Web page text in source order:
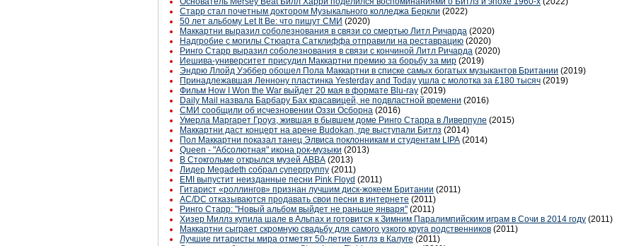
Старр стал почетным доктором Музыкального колледжа Беркли (2022)
50 лет альбому Let It Be: что пишут СМИ (2020)
Маккартни выразил соболезнования в связи со смертью Литл Ричарда (2020)
Надгробие с могилы Стюарта Сатклиффа отправили на реставрацию (2020)
Ринго Старр выразил соболезнования в связи с кончиной Литл Ричарда (2020)
Иешива-университет присудил Маккартни премию за борьбу за мир (2019)
Эндрю Ллойд Уэббер обошел Пола Маккартни в списке самых богатых музыкантов Британии (2019)
Принадлежавшая Леннону пластинка Yesterday and Today ушла с молотка за £180 тысяч (2019)
Фильм How I Won the War выйдет 20 мая в формате Blu-ray (2019)
Daily Mail назвала Барбару Бах красавицей, не подвластной времени (2016)
СМИ сообщили об исчезновении Оззи Осборна (2016)
Умерла Маргарет Гроуз, жившая в бывшем доме Ринго Старра в Ливерпуле (2015)
Маккартни даст концерт на арене Budokan, где выступали Битлз (2014)
Пол Маккартни показал танец Элвиса поклонникам и студентам LIPA (2014)
Queen - "Абсолютная" икона рок-музыки (2013)
В Стокгольме открылся музей ABBA (2013)
Лидер Megadeth собрал супергруппу (2011)
EMI выпустит неизданные песни Pink Floyd (2011)
Гитарист «роллингов» признан лучшим диск-жокеем Британии (2011)
AС/DС отказываются продавать свои песни в интернете (2011)
Ринго Старр: "Новый альбом выйдет не раньше января" (2011)
Хизер Миллз купила шале в Альпах и готовится к Зимним Паралимпийским играм в Сочи в 2014 году (2011)
Маккартни сыграет скромную свадьбу для самого узкого круга родственников (2011)
Лучшие гитаристы мира отметят 50-летие Битлз в Калуге (2011)